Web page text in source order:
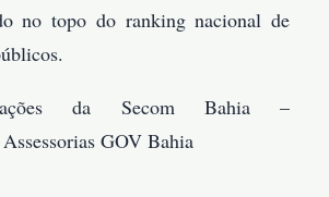
no topo do ranking nacional de
da Secom Bahia –
GOV Bahia